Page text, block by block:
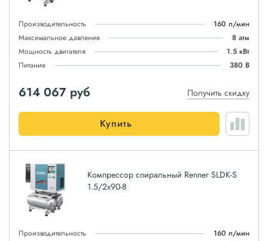
Производительность
160 л/мин
Максимальное давление
8 атм
Мощность двигателя
1.5 кВт
Питание
380 В
614 067 руб Получить скидку
Купить
Компрессор спиральный Renner SLDK-S
1.5/2x90-8
Производительность
160 л/мин